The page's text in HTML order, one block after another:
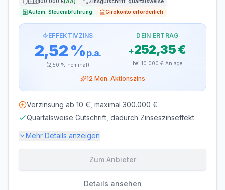
Autom. Steuerabführung
Girokonto erforderlich
EFFEKTIVZINS
2,52 %p.a.
(2,50 % nominal)
DEIN ERTRAG
+252,35 €
bei 10.000 € Anlage
12 Mon. Aktionszins
Verzinsung ab 10 €, maximal 300.000 €
Quartalsweise Gutschrift, dadurch Zinseszinseffekt
Mehr Details anzeigen
Zum Anbieter
Details ansehen